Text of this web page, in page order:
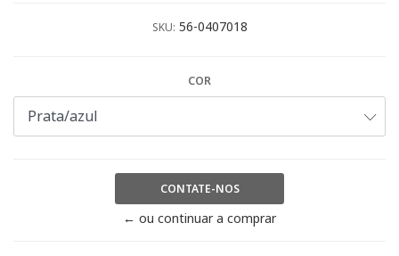
SKU: 56-0407018
COR
CONTATE-NOS
← ou continuar a comprar